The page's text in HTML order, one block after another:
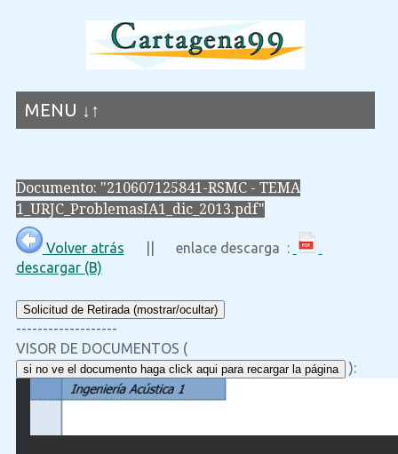
MENU ↓↑
Documento: "210607125841-RSMC - TEMA
1_URJC_ProblemasIA1_dic_2013.pdf"
Volver atrás || enlace descarga :
descargar (B)
Solicitud de Retirada (mostrar/ocultar)
-------------------
VISOR DE DOCUMENTOS (
si no ve el documento haga click aqui para recargar la página ):